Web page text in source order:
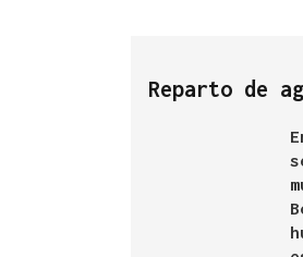
Reparto de